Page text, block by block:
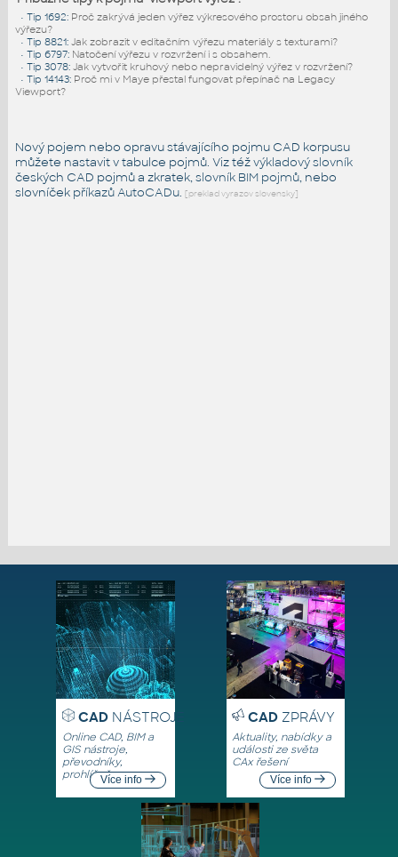
• Tip 1692: Proč zakrývá jeden výřez výkresového prostoru obsah jiného
výřezu?
• Tip 8821: Jak zobrazit v editačním výřezu materiály s texturami?
• Tip 6797: Natočení výřezu v rozvržení i s obsahem.
• Tip 3078: Jak vytvořit kruhový nebo nepravidelný výřez v rozvržení?
• Tip 14143: Proč mi v Maye přestal fungovat přepínač na Legacy
Viewport?
Nový pojem nebo opravu stávajícího pojmu CAD korpusu
můžete nastavit v tabulce pojmů. Viz téžvýkladový slovník
českých CAD pojmů a zkratek,slovník BIM pojmů, nebo
slovníček příkazů AutoCADu. [preklad vyrazov slovensky]
CADNÁSTROJE
Online CAD, BIM a
GIS nástroje,
převodníky,
prohlížečeVíce info
CADZPRÁVY
Aktuality, nabídky a
události ze světa
CAx řešení
Více info